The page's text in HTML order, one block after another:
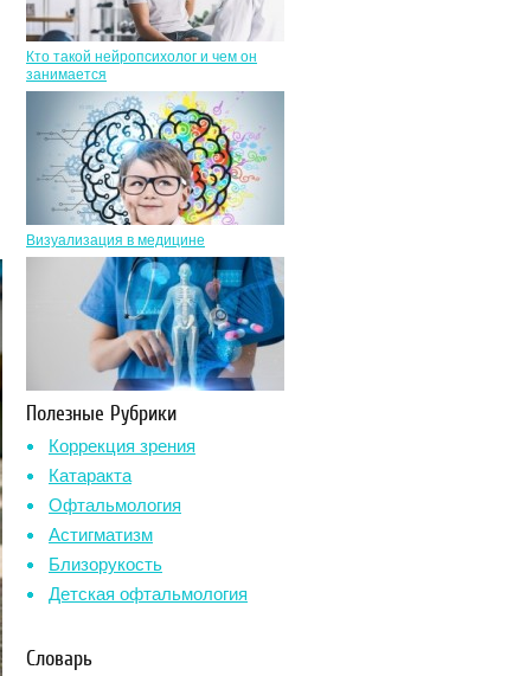
Кто такой нейропсихолог и чем он
занимается
Визуализация в медицине
Полезные Рубрики
Коррекция зрения
Катаракта
Офтальмология
Астигматизм
Близорукость
Детская офтальмология
Словарь